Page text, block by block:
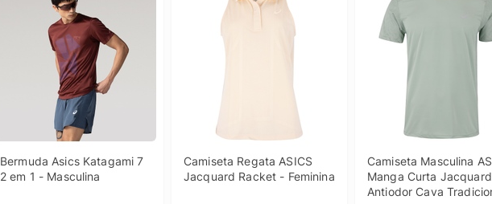
Bermuda Asics Katagami 7
2 em 1 - Masculina
Camiseta Regata ASICS
Jacquard Racket - Feminina
Camiseta Masculina
Manga Curta Jacquard
Antiodor Cava